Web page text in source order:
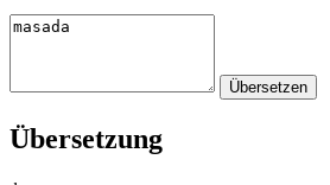
Übersetzung